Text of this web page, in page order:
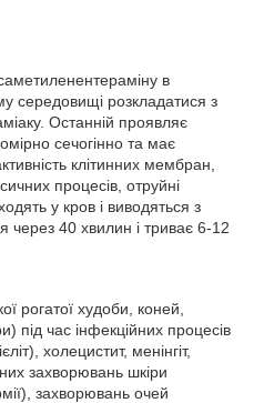
в
середовищі розкладатися з
Останній проявляє
сечогінно та має
клітинних мембран,
процесів, отруйні
у кров і виводяться з
через 40 хвилин і триває 6-12
рогатої худоби, коней,
під час інфекційних процесів
холецистит, менінгіт,
захворювань шкіри
захворювань очей